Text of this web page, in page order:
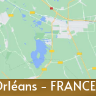
- FRANCE